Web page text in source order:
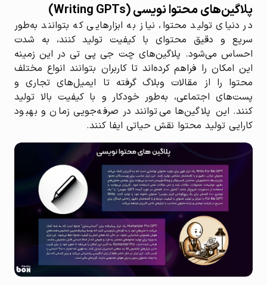
پلاگین‌های محتوا نویسی (Writing GPTs)
در دنیای تولید محتوا، نیاز به ابزارهایی که بتوانند به‌طور
سریع و دقیق محتوای با کیفیت تولید کنند، به شدت
احساس می‌شود. پلاگین‌های چت جی پی تی در این زمینه
این امکان را فراهم کرده‌اند تا کاربران بتوانند انواع مختلف
محتوا را از مقالات وبلاگ گرفته تا ایمیل‌های تجاری و
پست‌های اجتماعی، به‌طور خودکار و با کیفیت بالا تولید
کنند. این پلاگین‌ها می‌توانند در صرفه‌جویی زمان و بهبود
کارایی تولید محتوا نقش حیاتی ایفا کنند.